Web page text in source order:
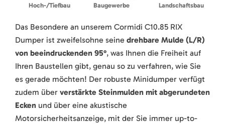
Hoch-/Tiefbau Baugewerbe Landschaftsbau
Das Besondere an unserem Cormidi C10.85 RIX
Dumper ist zweifelsohne seine drehbare Mulde (L/R)
von beeindruckenden 95°, was Ihnen die Freiheit auf
Ihren Baustellen gibt, genau so zu verfahren, wie Sie
es gerade möchten! Der robuste Minidumper verfügt
zudem über verstärkte Steinmulden mit abgerundeten
Ecken und über eine akustische
Motorsicherheitsanzeige, mit der Sie immer up-to-